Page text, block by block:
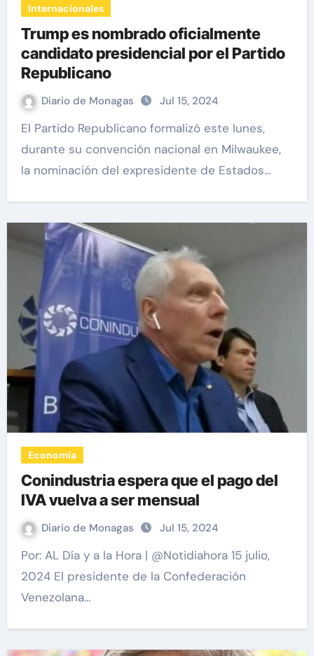
Internacionales
Trump es nombrado oficialmente
candidato presidencial por el Partido
Republicano
Diario de Monagas Jul 15, 2024
El Partido Republicano formalizó este lunes,
durante su convención nacional en Milwaukee,
la nominación del expresidente de Estados…
Economía
Conindustria espera que el pago del
IVA vuelva a ser mensual
Diario de Monagas Jul 15, 2024
Por: AL Día y a la Hora | @Notidiahora 15 julio,
2024 El presidente de la Confederación
Venezolana…